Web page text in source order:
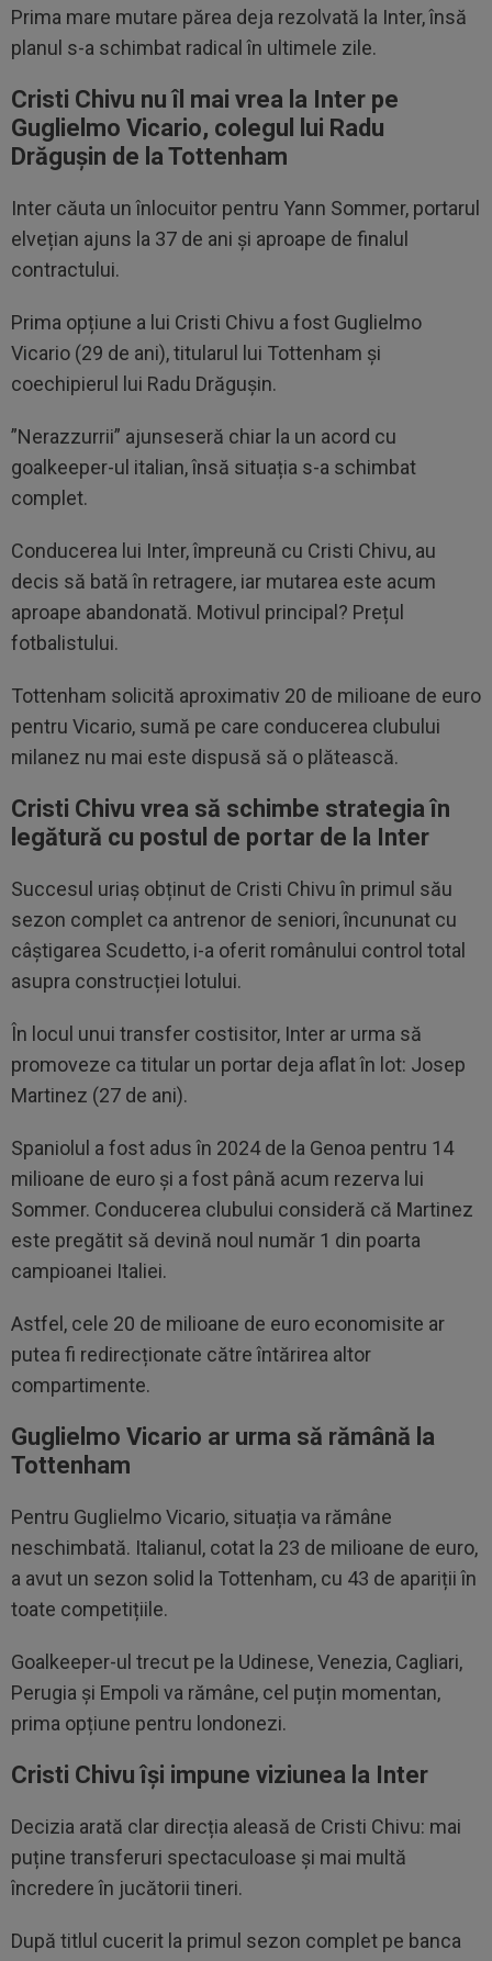
Prima mare mutare părea deja rezolvată la Inter, însă
planul s-a schimbat radical în ultimele zile.
Cristi Chivu nu îl mai vrea la Inter pe
Guglielmo Vicario, colegul lui Radu
Drăgușin de la Tottenham
Inter căuta un înlocuitor pentru Yann Sommer, portarul
elvețian ajuns la 37 de ani și aproape de finalul
contractului.
Prima opțiune a lui Cristi Chivu a fost Guglielmo
Vicario (29 de ani), titularul lui Tottenham și
coechipierul lui Radu Drăgușin.
”Nerazzurrii” ajunseseră chiar la un acord cu
goalkeeper-ul italian, însă situația s-a schimbat
complet.
Conducerea lui Inter, împreună cu Cristi Chivu, au
decis să bată în retragere, iar mutarea este acum
aproape abandonată. Motivul principal? Prețul
fotbalistului.
Tottenham solicită aproximativ 20 de milioane de euro
pentru Vicario, sumă pe care conducerea clubului
milanez nu mai este dispusă să o plătească.
Cristi Chivu vrea să schimbe strategia în
legătură cu postul de portar de la Inter
Succesul uriaș obținut de Cristi Chivu în primul său
sezon complet ca antrenor de seniori, încununat cu
câștigarea Scudetto, i-a oferit românului control total
asupra construcției lotului.
În locul unui transfer costisitor, Inter ar urma să
promoveze ca titular un portar deja aflat în lot: Josep
Martinez (27 de ani).
Spaniolul a fost adus în 2024 de la Genoa pentru 14
milioane de euro și a fost până acum rezerva lui
Sommer. Conducerea clubului consideră că Martinez
este pregătit să devină noul număr 1 din poarta
campioanei Italiei.
Astfel, cele 20 de milioane de euro economisite ar
putea fi redirecționate către întărirea altor
compartimente.
Guglielmo Vicario ar urma să rămână la
Tottenham
Pentru Guglielmo Vicario, situația va rămâne
neschimbată. Italianul, cotat la 23 de milioane de euro,
a avut un sezon solid la Tottenham, cu 43 de apariții în
toate competițiile.
Goalkeeper-ul trecut pe la Udinese, Venezia, Cagliari,
Perugia și Empoli va rămâne, cel puțin momentan,
prima opțiune pentru londonezi.
Cristi Chivu își impune viziunea la Inter
Decizia arată clar direcția aleasă de Cristi Chivu: mai
puține transferuri spectaculoase și mai multă
încredere în jucătorii tineri.
După titlul cucerit la primul sezon complet pe banca